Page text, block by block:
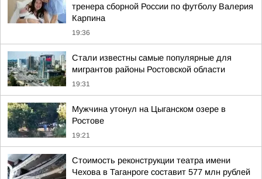
тренера сборной России по футболу Валерия
Карпина
19:36
Стали известны самые популярные для
мигрантов районы Ростовской области
19:31
Мужчина утонул на Цыганском озере в
Ростове
19:21
Стоимость реконструкции театра имени
Чехова в Таганроге составит 577 млн рублей